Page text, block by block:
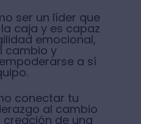
ser un líder que
caja y es capaz
emocional,
cambio y
a sí
conectar tu
al cambio
de una